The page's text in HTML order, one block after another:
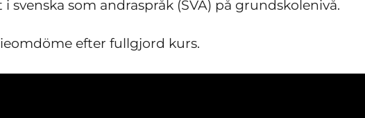
svenska som andraspråk (SVA) på grundskolenivå.
efter fullgjord kurs.